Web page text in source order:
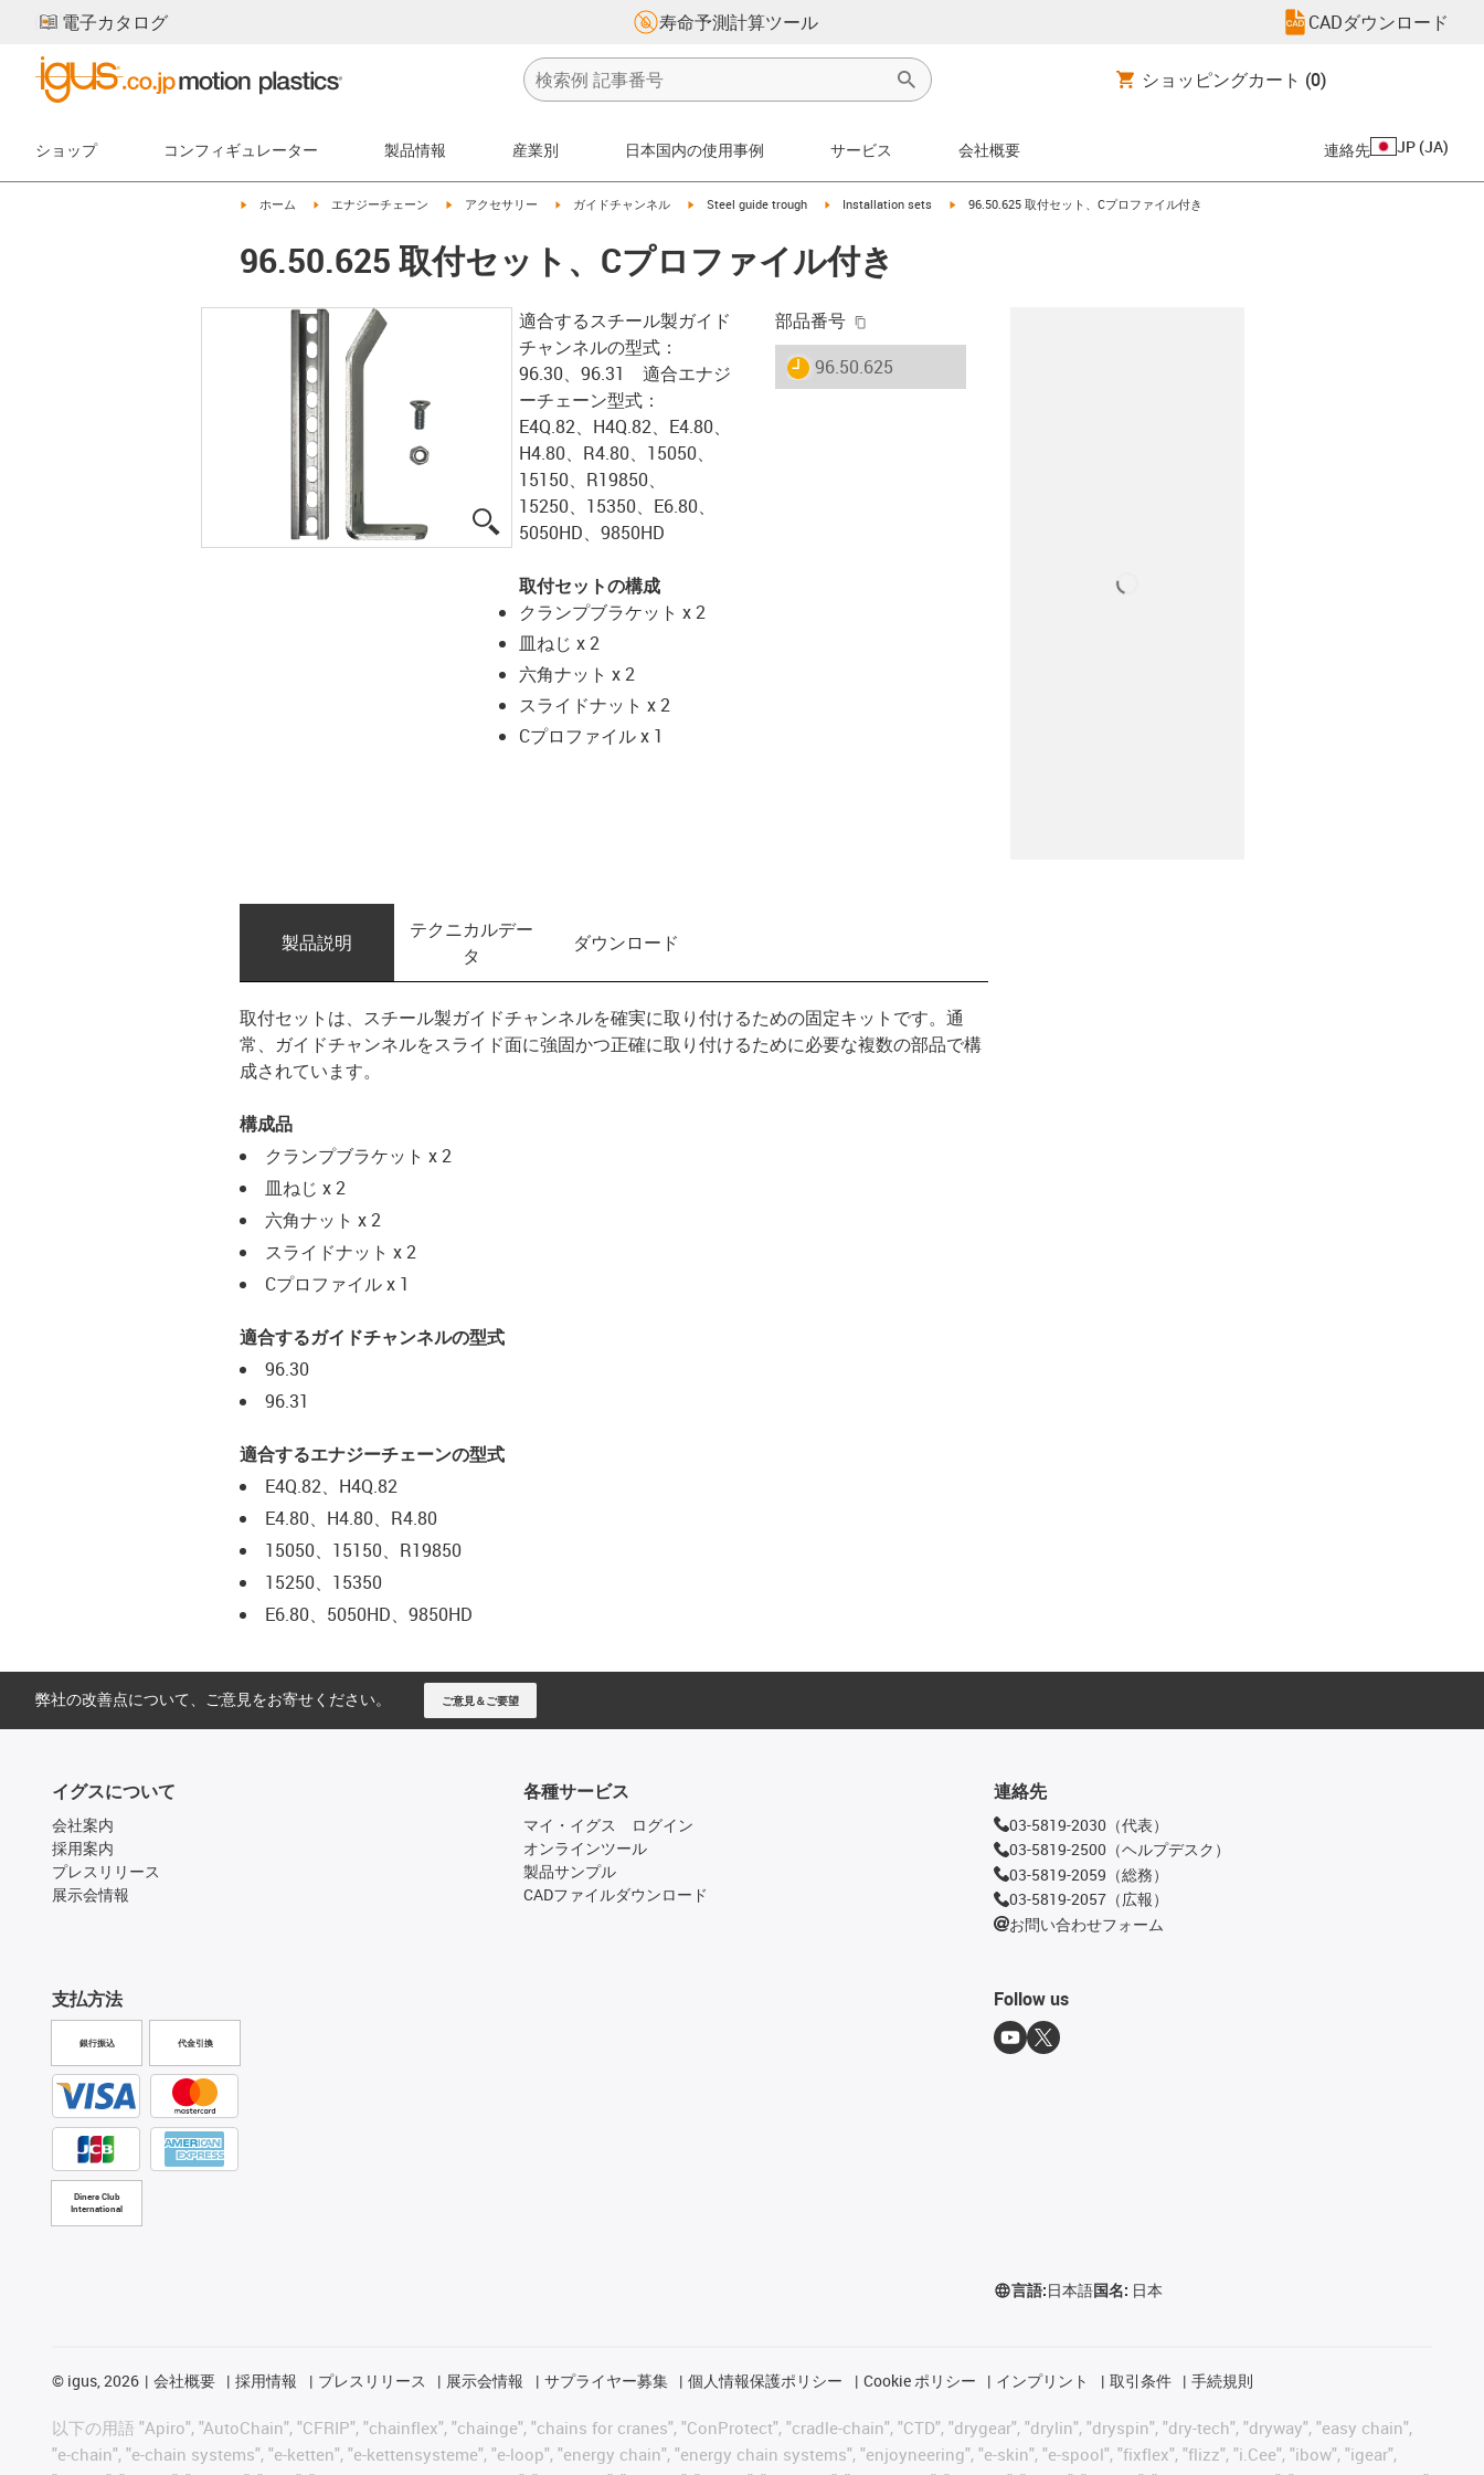
電子カタログ 寿命予測計算ツール CADダウンロード
ショッピングカート (0)
ショップ コンフィギュレーター 製品情報 産業別 日本国内の使用事例 サービス 会社概要 連絡先 JP (JA)
igus-icon-arrow-right
ホーム igus-icon-arrow-right
エナジーチェーン igus-icon-arrow-right
アクセサリー igus-icon-arrow-right
ガイドチャンネル igus-icon-arrow-right
Steel guide trough igus-icon-arrow-right
Installation sets igus-icon-arrow-right
96.50.625 取付セット、Cプロファイル付き
96.50.625 取付セット、Cプロファイル付き
igus-icon-lupe
適合するスチール製ガイド
チャンネルの型式：
96.30、96.31 適合エナジ
ーチェーン型式：
E4Q.82、H4Q.82、E4.80、
H4.80、R4.80、15050、
15150、R19850、
15250、15350、E6.80、
5050HD、9850HD
取付セットの構成
クランプブラケット x 2
皿ねじ x 2
六角ナット x 2
スライドナット x 2
Cプロファイル x 1
部品番号
igus-icon-lieferzeit
96.50.625
製品説明
テクニカルデー
タ
ダウンロード
取付セットは、スチール製ガイドチャンネルを確実に取り付けるための固定キットです。通
常、ガイドチャンネルをスライド面に強固かつ正確に取り付けるために必要な複数の部品で構
成されています。
構成品
クランプブラケット x 2
皿ねじ x 2
六角ナット x 2
スライドナット x 2
Cプロファイル x 1
適合するガイドチャンネルの型式
96.30
96.31
適合するエナジーチェーンの型式
E4Q.82、H4Q.82
E4.80、H4.80、R4.80
15050、15150、R19850
15250、15350
E6.80、5050HD、9850HD
弊社の改善点について、ご意見をお寄せください。 ご意見＆ご要望
イグスについて
会社案内
採用案内
プレスリリース
展示会情報
支払方法
銀行振込 代金引換
Diners Club
International
各種サービス
マイ・イグス ログイン
オンラインツール
製品サンプル
CADファイルダウンロード
連絡先
03-5819-2030（代表）
03-5819-2500（ヘルプデスク）
03-5819-2059（総務）
03-5819-2057（広報）
お問い合わせフォーム
Follow us
言語:日本語国名: 日本
© igus, 2026 会社概要 採用情報 プレスリリース 展示会情報 サプライヤー募集 個人情報保護ポリシー Cookie ポリシー インプリント 取引条件 手続規則
以下の用語 "Apiro", "AutoChain", "CFRIP", "chainflex", "chainge", "chains for cranes", "ConProtect", "cradle-chain", "CTD", "drygear", "drylin", "dryspin", "dry-tech", "dryway", "easy chain",
"e-chain", "e-chain systems", "e-ketten", "e-kettensysteme", "e-loop", "energy chain", "energy chain systems", "enjoyneering", "e-skin", "e-spool", "fixflex", "flizz", "i.Cee", "ibow", "igear",